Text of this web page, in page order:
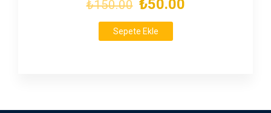
₺150.00 ₺50.00
Sepete Ekle